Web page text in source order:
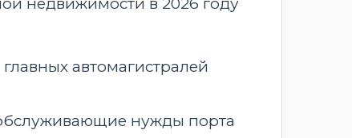
автомагистралей
нужды порта